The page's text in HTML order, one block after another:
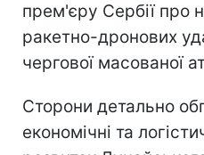
прем'єру Сербії про
ракетно-дронових
чергової масованої
Сторони детально
економічні та